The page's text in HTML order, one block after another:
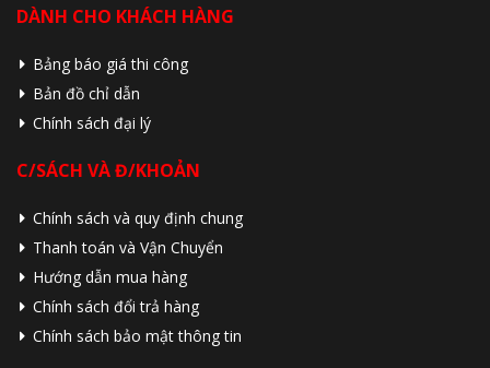
DÀNH CHO KHÁCH HÀNG
Bảng báo giá thi công
Bản đồ chỉ dẫn
Chính sách đại lý
C/SÁCH VÀ Đ/KHOẢN
Chính sách và quy định chung
Thanh toán và Vận Chuyển
Hướng dẫn mua hàng
Chính sách đổi trả hàng
Chính sách bảo mật thông tin